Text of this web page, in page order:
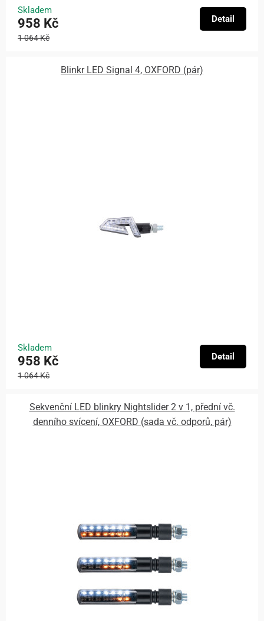
Skladem
958 Kč
1 064 Kč
Detail
Blinkr LED Signal 4, OXFORD (pár)
Skladem
958 Kč
1 064 Kč
Detail
Sekvenční LED blinkry Nightslider 2 v 1, přední vč.
denního svícení, OXFORD (sada vč. odporů, pár)